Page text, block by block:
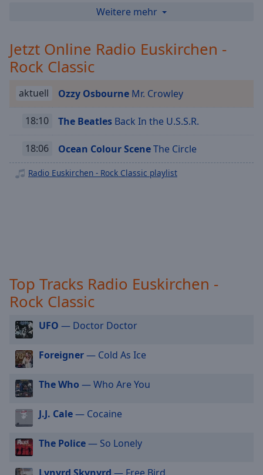
settings
opens
subtitles
dialog
off,
Track
window.
Beginning
dialog
window.
Escape
cancel
and
close
window.
Text
Radio Euskirchen - Top40 Radio
Radio Euskirchen - Rock Radio
Radio Euskirchen - Urban Radio
Radio Euskirchen - Dein Karnevals Radio
Radio Euskirchen - Dein Weihnachts Radio
Radio Euskirchen - Hip Hop
Weitere mehr
Jetzt Online Radio Euskirchen -
Rock Classic
aktuell Ozzy Osbourne Mr. Crowley
18:10 The Beatles Back In the U.S.S.R.
18:06 Ocean Colour SceneThe Circle
Radio Euskirchen - Rock Classic playlist
Top Tracks Radio Euskirchen -
Rock Classic
UFO — Doctor Doctor
Foreigner— Cold As Ice
The Who — Who Are You
J.J. Cale— Cocaine
The Police— So Lonely